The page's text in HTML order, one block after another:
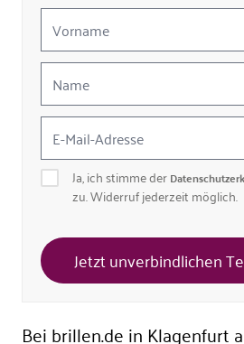
Ja, ich stimme der
zu. Widerruf jederzeit möglich.
Jetzt unverbindlichen
Bei brillen.de in Klagenfurt